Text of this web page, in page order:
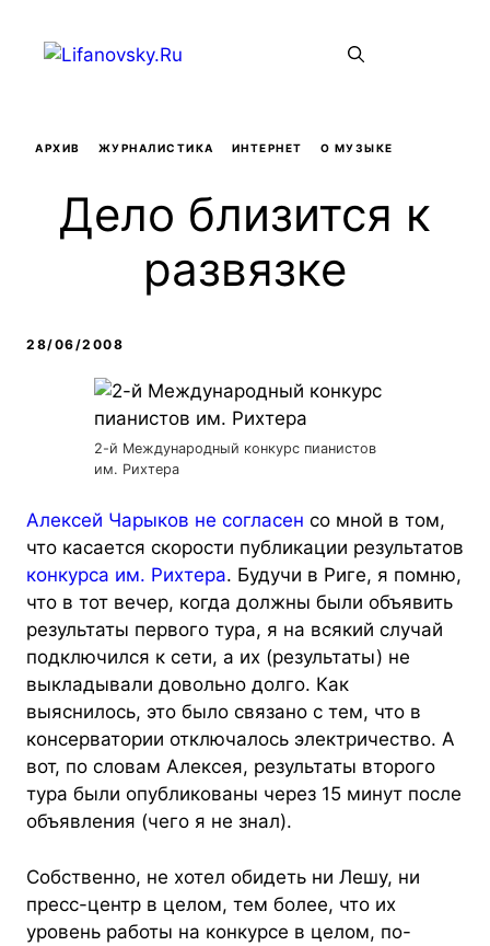
содержимому
АРХИВ ЖУРНАЛИСТИКА ИНТЕРНЕТ О МУЗЫКЕ
Дело близится к
развязке
28/06/2008
2-й Международный конкурс пианистов
им. Рихтера
Алексей Чарыков не согласен со мной в том,
что касается скорости публикации результатов
конкурса им. Рихтера. Будучи в Риге, я помню,
что в тот вечер, когда должны были объявить
результаты первого тура, я на всякий случай
подключился к сети, а их (результаты) не
выкладывали довольно долго. Как
выяснилось, это было связано с тем, что в
консерватории отключалось электричество. А
вот, по словам Алексея, результаты второго
тура были опубликованы через 15 минут после
объявления (чего я не знал).
Собственно, не хотел обидеть ни Лешу, ни
пресс-центр в целом, тем более, что их
уровень работы на конкурсе в целом, по-